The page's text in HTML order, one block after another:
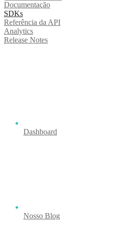
Documentação
SDKs
Referência da API
Analytics
Release Notes
Dashboard
Nosso Blog